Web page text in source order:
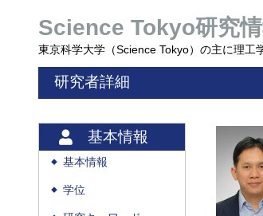
Science Tokyo研究
東京科学大学（Science Tokyo）の主に理工
研究者詳細
基本情報
◆ 基本情報
◆ 学位